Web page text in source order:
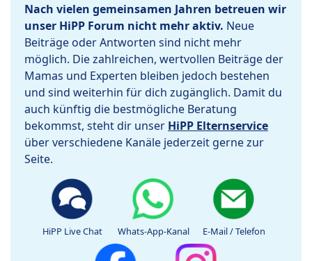
Nach vielen gemeinsamen Jahren betreuen wir
unser HiPP Forum nicht mehr aktiv. Neue
Beiträge oder Antworten sind nicht mehr
möglich. Die zahlreichen, wertvollen Beiträge der
Mamas und Experten bleiben jedoch bestehen
und sind weiterhin für dich zugänglich. Damit du
auch künftig die bestmögliche Beratung
bekommst, steht dir unser HiPP Elternservice
über verschiedene Kanäle jederzeit gerne zur
Seite.
HiPP Live Chat Whats-App-Kanal E-Mail / Telefon